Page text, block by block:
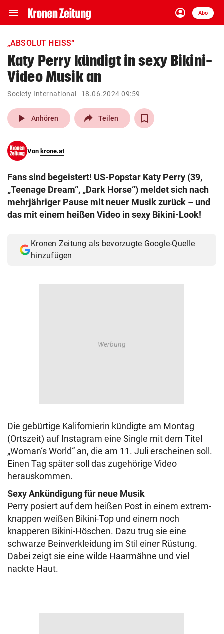
menu Navigation
ein-/ausklappen
account_circle
Anmelden
Abo
close Schließen
account_circle Anmelden
pin_drop
Wien arrow_right
search
eingeben
Muthgasse 2, 1190 Wien
„ABSOLUT HEISS“
Katy Perry kündigt in sexy Bikini-
Video Musik an
Society International 18.06.2024 09:59
play_arrow Anhören Teilen
Von krone.at
Fans sind begeistert! US-Popstar Katy Perry (39,
„Teenage Dream“, „Dark Horse“) meldet sich nach
mehrjähriger Pause mit neuer Musik zurück – und
das mit einem heißen Video in sexy Bikini-Look!
Kronen Zeitung als bevorzugte Google-Quelle
hinzufügen
Die gebürtige Kalifornierin kündigte am Montag
(Ortszeit) auf Instagram eine Single mit dem Titel
„Woman‘s World“ an, die am 11. Juli erscheinen soll.
Einen Tag später soll das zugehörige Video
herauskommen.
Sexy Ankündigung für neue Musik
Perry posiert auf dem heißen Post in einem extrem-
knappen weißen Bikini-Top und einem noch
knapperen Bikini-Höschen. Dazu trug sie eine
schwarze Beinverkleidung im Stil einer Rüstung.
Dabei zeigt sie eine wilde Haarmähne und viel
nackte Haut.